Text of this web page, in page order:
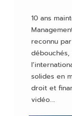
10 ans
reconnu
débouchés,
solides en
droit et
vidéo….